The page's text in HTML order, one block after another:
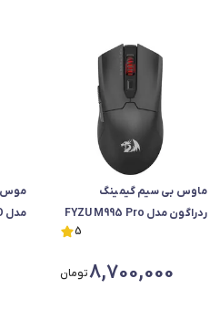
ماوس بی سیم گیمینگ
ردراگون مدل FYZU M995 Pro
5
8,700,000تومان
موس
مدل M922 PRO